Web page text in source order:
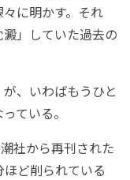
に明かす。それ
」していた過去の
、いわばもうひと
ている。
社から再刊された
ど削られている